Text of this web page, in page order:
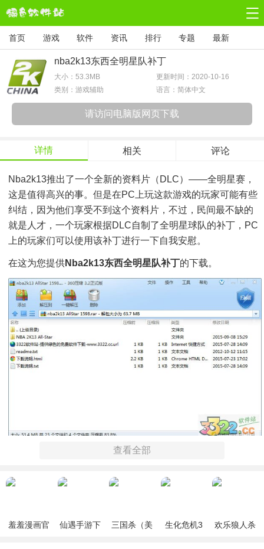
首页 游戏 软件 资讯 排行 专题 最新
nba2k13东西全明星队补丁
大小： 53.3MB
更新时间：2020-10-16
类别：游戏辅助
语言：简体中文
请访问电脑版网页下载
详情 相关 评论
Nba2k13推出了一个全新的资料片（DLC）——全明星赛，
这是值得高兴的事。但是在PC上玩这款游戏的玩家可能有些
纠结，因为他们享受不到这个资料片，不过，民间最不缺的
就是人才，一个玩家根据DLC自制了全明星球队的补丁，PC
上的玩家们可以使用该补丁进行一下自我安慰。
在这为您提供Nba2k13东西全明星队补丁的下载。
该补丁含全明星名单补丁,东西两支全明星球队将替换掉魔术
查看全部
羞羞漫画官
仙遇手游下
三国杀（美
生化危机3
欢乐狼人杀